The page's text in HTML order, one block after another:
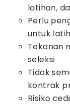
latihan,
Perlu
untuk
Tekanan
seleksi
Tidak
kontrak
Risiko